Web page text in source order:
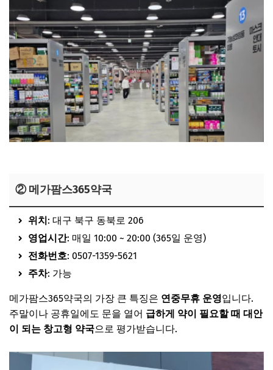
② 메가팜스365약국
위치 : 대구 북구 동북로 206
영업시간: 매일 10:00 ~ 20:00 (365일 운영)
전화번호: 0507-1359-5621
주차: 가능
메가팜스365약국의 가장 큰 특징은 연중무휴 운영입니다.
주말이나 공휴일에도 문을 열어 급하게 약이 필요할 때 대안
이 되는 창고형 약국으로 평가받습니다.